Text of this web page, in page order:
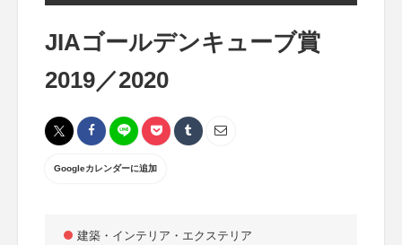
JIAゴールデンキューブ賞
2019／2020
Googleカレンダーに追加
建築・インテリア・エクステリア